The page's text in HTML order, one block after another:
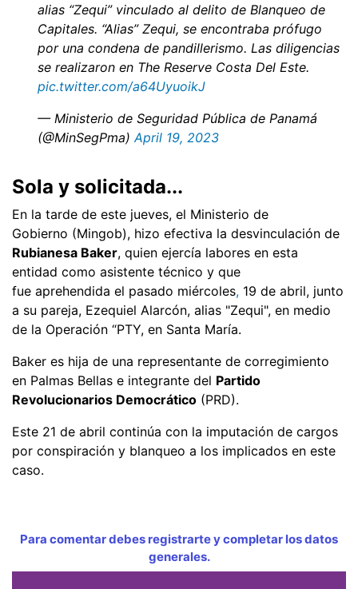
alias “Zequi” vinculado al delito de Blanqueo de
Capitales. “Alias” Zequi, se encontraba prófugo
por una condena de pandillerismo. Las diligencias
se realizaron en The Reserve Costa Del Este.
pic.twitter.com/a64UyuoikJ
— Ministerio de Seguridad Pública de Panamá
(@MinSegPma) April 19, 2023
Sola y solicitada...
En la tarde de este jueves, el Ministerio de
Gobierno (Mingob), hizo efectiva la desvinculación de
Rubianesa Baker, quien ejercía labores en esta
entidad como asistente técnico y que
fue aprehendida el pasado miércoles, 19 de abril, junto
a su pareja, Ezequiel Alarcón, alias "Zequi", en medio
de la Operación “PTY, en Santa María.
Baker es hija de una representante de corregimiento
en Palmas Bellas e integrante del Partido
Revolucionarios Democrático (PRD).
Este 21 de abril continúa con la imputación de cargos
por conspiración y blanqueo a los implicados en este
caso.
Para comentar debes registrarte y completar los datos
generales.